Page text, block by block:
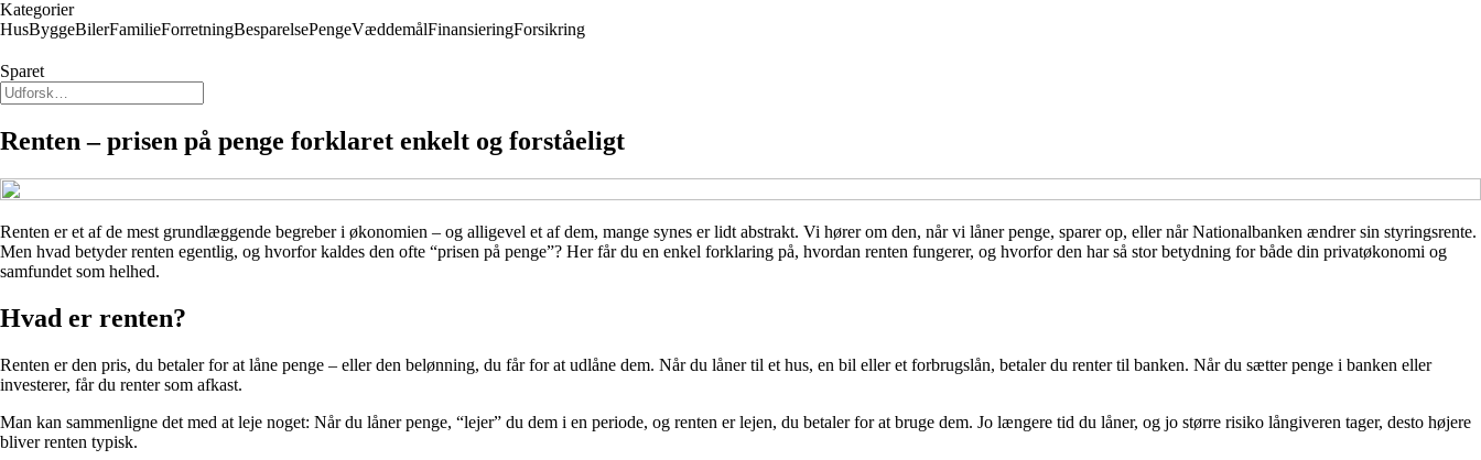
Kategorier
HusByggeBilerFamilieForretningBesparelsePengeVæddemålFinansieringForsikring
Sparet
Renten – prisen på penge forklaret enkelt og forståeligt
Renten er et af de mest grundlæggende begreber i økonomien – og alligevel et af dem, mange synes er lidt abstrakt. Vi hører om den, når vi låner penge, sparer op, eller når Nationalbanken ændrer sin styringsrente.
Men hvad betyder renten egentlig, og hvorfor kaldes den ofte “prisen på penge”? Her får du en enkel forklaring på, hvordan renten fungerer, og hvorfor den har så stor betydning for både din privatøkonomi og
samfundet som helhed.
Hvad er renten?
Renten er den pris, du betaler for at låne penge – eller den belønning, du får for at udlåne dem. Når du låner til et hus, en bil eller et forbrugslån, betaler du renter til banken. Når du sætter penge i banken eller
investerer, får du renter som afkast.
Man kan sammenligne det med at leje noget: Når du låner penge, “lejer” du dem i en periode, og renten er lejen, du betaler for at bruge dem. Jo længere tid du låner, og jo større risiko långiveren tager, desto højere
bliver renten typisk.